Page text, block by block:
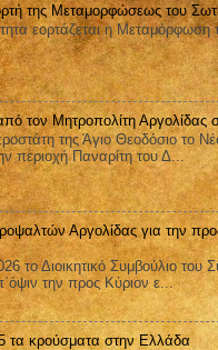
της Μεταμορφώσεως του
εορτάζεται η Μεταμόρφωση
τον Μητροπολίτη
της Άγιο Θεοδόσιο το
περιοχή Παναρίτη του Δ...
Αργολίδας για την
το Διοικητικό Συμβούλιο
την προς Κύριον ε...
τα κρούσματα στην Ελλάδα